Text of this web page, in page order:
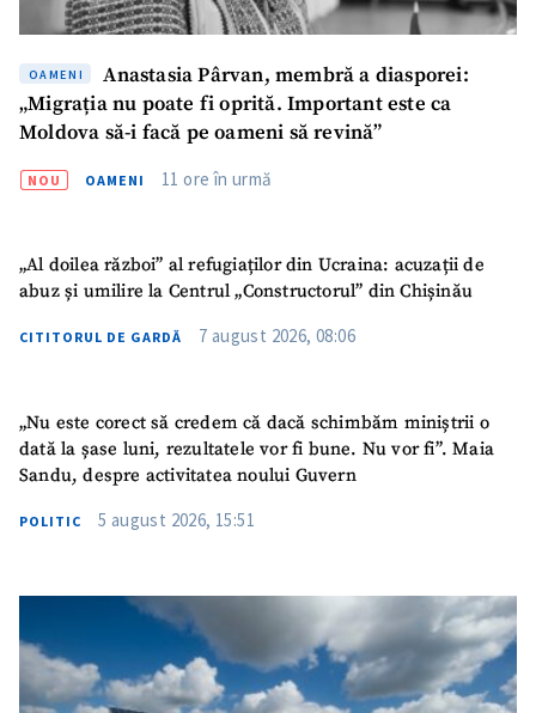
SUSȚINE
OAMENI
Anastasia Pârvan, membră a diasporei:
„Migrația nu poate fi oprită. Important este ca
Moldova să-i facă pe oameni să revină”
NOU OAMENI 11 ore în urmă
„Al doilea război” al refugiaților din Ucraina: acuzații de
abuz și umilire la Centrul „Constructorul” din Chișinău
CITITORUL DE GARDĂ 7 august 2026, 08:06
„Nu este corect să credem că dacă schimbăm miniștrii o
dată la șase luni, rezultatele vor fi bune. Nu vor fi”. Maia
Sandu, despre activitatea noului Guvern
POLITIC 5 august 2026, 15:51